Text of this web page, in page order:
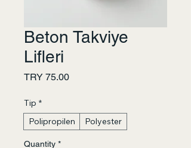
Beton Takviye
Lifleri
TRY 75.00Price
Tip *
Polipropilen
Polyester
Quantity *